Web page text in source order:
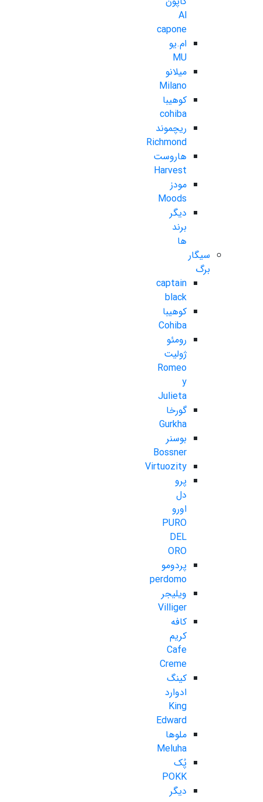
Al
capone
ام.یو
MU
میلانو
Milano
کوهیبا
cohiba
ریچموند
Richmond
هاروست
Harvest
مودز
Moods
دیگر
برند
ها
سیگار
برگ
captain
black
کوهیبا
Cohiba
رومئو
ژولیت
Romeo
y
Julieta
گورخا
Gurkha
بوسنر
Bossner
Virtuozity
پرو
دل
اورو
PURO
DEL
ORO
پردومو
perdomo
ویلیجر
Villiger
کافه
کریم
Cafe
Creme
کینگ
ادوارد
King
Edward
ملوها
Meluha
پُک
POKK
دیگر